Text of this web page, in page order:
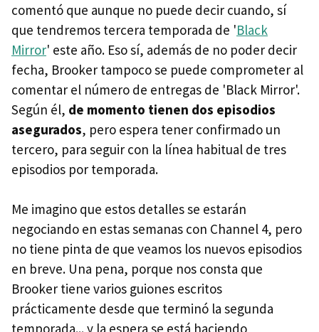
comentó que aunque no puede decir cuando, sí
que tendremos tercera temporada de 'Black
Mirror' este año. Eso sí, además de no poder decir
fecha, Brooker tampoco se puede comprometer al
comentar el número de entregas de 'Black Mirror'.
Según él, de momento tienen dos episodios
asegurados, pero espera tener confirmado un
tercero, para seguir con la línea habitual de tres
episodios por temporada.
Me imagino que estos detalles se estarán
negociando en estas semanas con Channel 4, pero
no tiene pinta de que veamos los nuevos episodios
en breve. Una pena, porque nos consta que
Brooker tiene varios guiones escritos
prácticamente desde que terminó la segunda
temporada... y la espera se está haciendo